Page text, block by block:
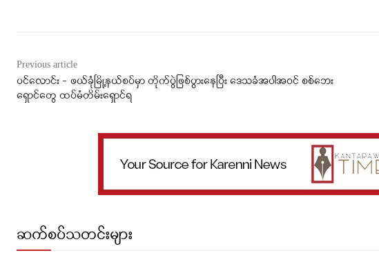
Previous article
ပင်လောင်း – ဖယ်ခုံမြို့နယ်စပ်မှာ တိုက်ပွဲဖြစ်ပွားနေပြီး ဒေသခံအပါအဝင် စစ်ဘေး
ရှောင်တွေ ထပ်မံတိမ်းရှောင်ရ
ဆက်စပ်သတင်းများ